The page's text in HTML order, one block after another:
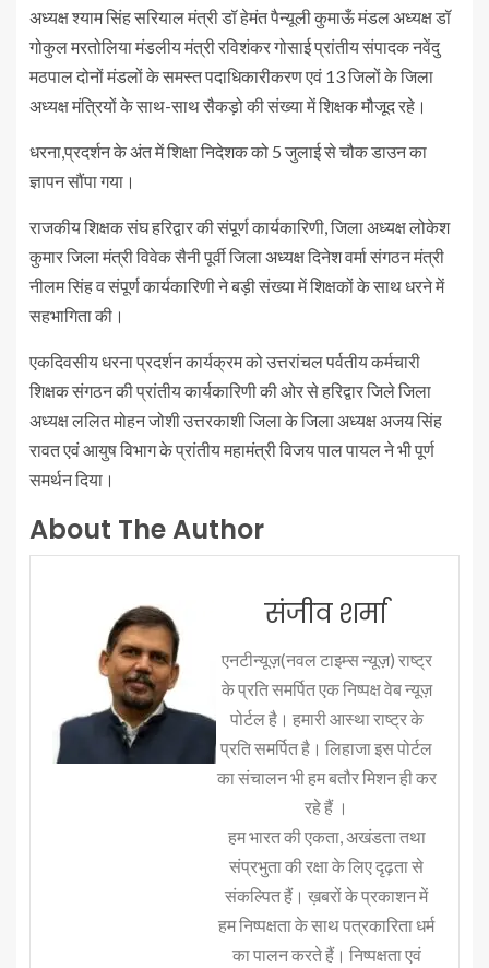
अध्यक्ष श्याम सिंह सरियाल मंत्री डॉ हेमंत पैन्यूली कुमाऊँ मंडल अध्यक्ष डॉ
गोकुल मरतोलिया मंडलीय मंत्री रविशंकर गोसाई प्रांतीय संपादक नवेंदु
मठपाल दोनों मंडलों के समस्त पदाधिकारीकरण एवं 13 जिलों के जिला
अध्यक्ष मंत्रियों के साथ-साथ सैकड़ो की संख्या में शिक्षक मौजूद रहे।
धरना,प्रदर्शन के अंत में शिक्षा निदेशक को 5 जुलाई से चौक डाउन का
ज्ञापन सौंपा गया।
राजकीय शिक्षक संघ हरिद्वार की संपूर्ण कार्यकारिणी, जिला अध्यक्ष लोकेश
कुमार जिला मंत्री विवेक सैनी पूर्वी जिला अध्यक्ष दिनेश वर्मा संगठन मंत्री
नीलम सिंह व संपूर्ण कार्यकारिणी ने बड़ी संख्या में शिक्षकों के साथ धरने में
सहभागिता की।
एकदिवसीय धरना प्रदर्शन कार्यक्रम को उत्तरांचल पर्वतीय कर्मचारी
शिक्षक संगठन की प्रांतीय कार्यकारिणी की ओर से हरिद्वार जिले जिला
अध्यक्ष ललित मोहन जोशी उत्तरकाशी जिला के जिला अध्यक्ष अजय सिंह
रावत एवं आयुष विभाग के प्रांतीय महामंत्री विजय पाल पायल ने भी पूर्ण
समर्थन दिया।
About The Author
संजीव शर्मा
एनटीन्यूज़(नवल टाइम्स न्यूज़) राष्ट्र
के प्रति समर्पित एक निष्पक्ष वेब न्यूज़
पोर्टल है। हमारी आस्था राष्ट्र के
प्रति समर्पित है। लिहाजा इस पोर्टल
का संचालन भी हम बतौर मिशन ही कर
रहे हैं ।
हम भारत की एकता, अखंडता तथा
संप्रभुता की रक्षा के लिए दृढ़ता से
संकल्पित हैं। ख़बरों के प्रकाशन में
हम निष्पक्षता के साथ पत्रकारिता धर्म
का पालन करते हैं। निष्पक्षता एवं